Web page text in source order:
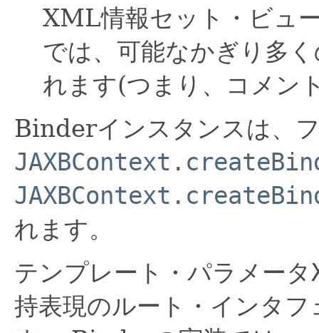
XML情報セット・ビュ
では、可能なかぎり多
れます(つまり、コメン
Binderインスタンスは、
れます。
テンプレート・パラメータ
持表現のルート・インタ